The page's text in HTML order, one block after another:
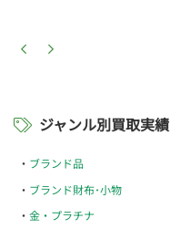
ジャンル別買取実績
ブランド品
ブランド財布･小物
金・プラチナ